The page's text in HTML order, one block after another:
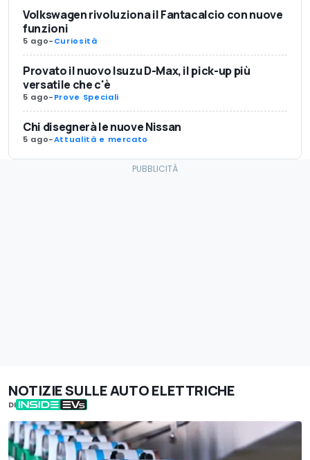
Volkswagen rivoluziona il Fantacalcio con nuove
funzioni
5 ago-Curiosità
Provato il nuovo Isuzu D-Max, il pick-up più
versatile che c'è
5 ago-Prove Speciali
Chi disegnerà le nuove Nissan
5 ago-Attualità e mercato
NOTIZIE SULLE AUTO ELETTRICHE
DI